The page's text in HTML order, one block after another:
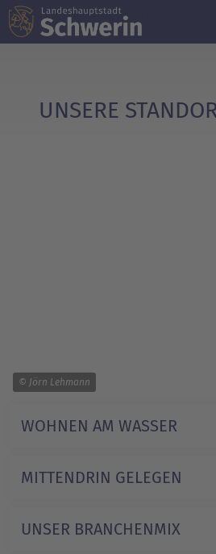
Sie sind hier: Unsere Standort­vorteile
UNSERE
© Jörn Lehmann
WOHNEN AM WASSER
MITTENDRIN GELEGEN
UNSER BRANCHENMIX